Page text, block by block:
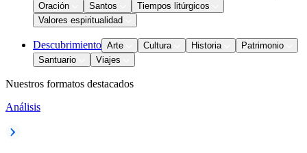
Oración
Santos
Tiempos litúrgicos
Valores espiritualidad
Descubrimiento Arte Cultura Historia
Patrimonio
Santuario
Viajes
Nuestros formatos destacados
Análisis